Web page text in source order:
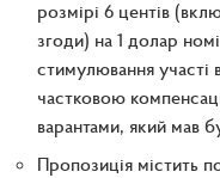
розмірі 6 центів
згоди) на 1 долар
стимулювання
частковою
варантами, який мав
Пропозиція містить